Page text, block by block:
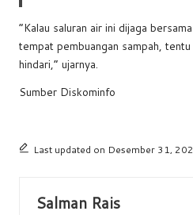
“Kalau saluran air ini dijaga
tempat pembuangan sampah,
hindari,” ujarnya.
Sumber Diskominfo
Last updated on Desember 31,
Salman Rais